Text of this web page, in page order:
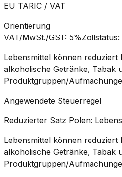
EU TARIC / VAT
Orientierung
VAT/MwSt./GST: 5%Zollstatus:
Lebensmittel können reduziert
alkoholische Getränke, Tabak
Produktgruppen/
Angewendete Steuerregel
Reduzierter Satz Polen:
Lebensmittel können reduziert
alkoholische Getränke, Tabak
Produktgruppen/